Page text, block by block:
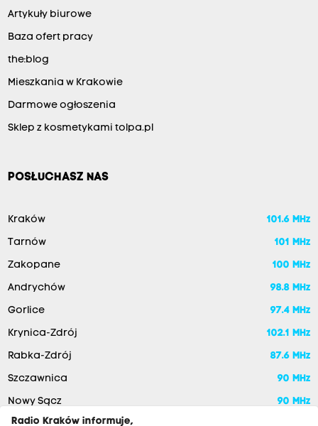
Artykuły biurowe
Baza ofert pracy
the:blog
Mieszkania w Krakowie
Darmowe ogłoszenia
Sklep z kosmetykami tolpa.pl
POSŁUCHASZ NAS
Kraków 101.6 MHz
Tarnów 101 MHz
Zakopane 100 MHz
Andrychów 98.8 MHz
Gorlice 97.4 MHz
Krynica-Zdrój 102.1 MHz
Rabka-Zdrój 87.6 MHz
Szczawnica 90 MHz
Nowy Sącz
90 MHz
Radio Kraków informuje,